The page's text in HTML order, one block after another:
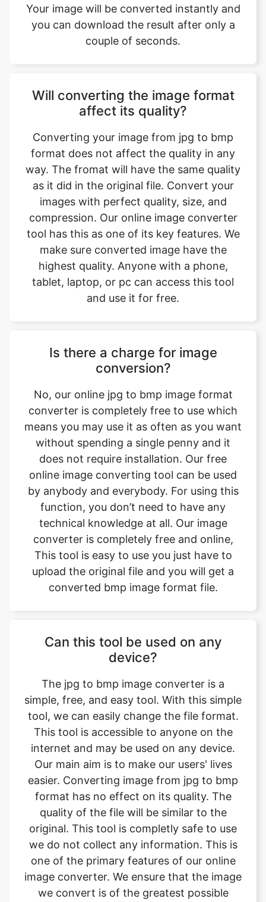
Will converting the image format
format does not affect the quality in any
way. The fromat will have the same quality
as it did in the original file. Convert your
images with perfect quality, size, and
compression. Our online image converter
tool has this as one of its key features. We
make sure converted image have the
highest quality. Anyone with a phone,
tablet, laptop, or pc can access this tool
and use it for free.
Is there a charge for image
converter is completely free to use which
means you may use it as often as you want
without spending a single penny and it
does not require installation. Our free
online image converting tool can be used
by anybody and everybody. For using this
function, you don’t need to have any
technical knowledge at all. Our image
converter is completely free and online,
This tool is easy to use you just have to
upload the original file and you will get a
converted bmp image format file.
Can this tool be used on any
simple, free, and easy tool. With this simple
tool, we can easily change the file format.
This tool is accessible to anyone on the
internet and may be used on any device.
Our main aim is to make our users' lives
easier. Converting image from jpg to bmp
format has no effect on its quality. The
quality of the file will be similar to the
original. This tool is completly safe to use
we do not collect any information. This is
one of the primary features of our online
image converter. We ensure that the image
we convert is of the greatest possible
quality.